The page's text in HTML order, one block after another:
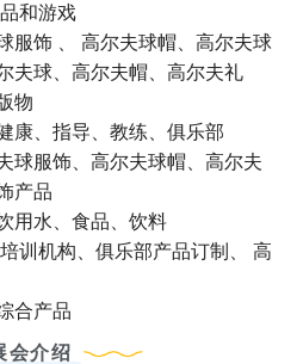
和游戏
服饰 、 高尔夫球帽、高尔夫球
夫球、高尔夫帽、高尔夫礼
物
康、指导、教练、俱乐部
球服饰、高尔夫球帽、高尔夫
产品
用水、食品、饮料
训机构、俱乐部产品订制、 高
合产品
会介绍